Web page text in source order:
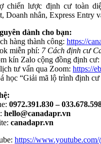
chiến lược định cư toàn
Doanh nhân, Express Entry
dành cho bạn:
hàng thành công: https://
miễn phí: 7 Cách định cư
kín Zalo cộng đồng định cư:
tư vấn qua Zoom: https://
học “Giải mã lộ trình định cư
0972.391.830 –
hello@canadapr.vn
canadapr.vn
https://www.youtube.com/